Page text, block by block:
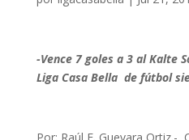
-Vence 7 goles a 3 al Kalte
Liga Casa Bella de fútbol